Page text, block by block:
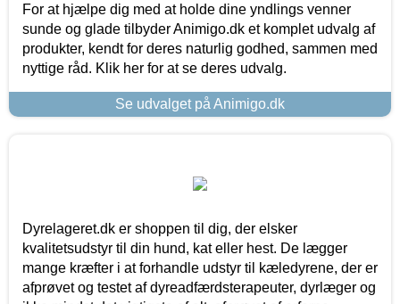
For at hjælpe dig med at holde dine yndlings venner
sunde og glade tilbyder Animigo.dk et komplet udvalg af
produkter, kendt for deres naturlig godhed, sammen med
nyttige råd. Klik her for at se deres udvalg.
Se udvalget på Animigo.dk
Dyrelageret.dk er shoppen til dig, der elsker
kvalitetsudstyr til din hund, kat eller hest. De lægger
mange kræfter i at forhandle udstyr til kæledyrene, der er
afprøvet og testet af dyreadfærdsterapeuter, dyrlæger og